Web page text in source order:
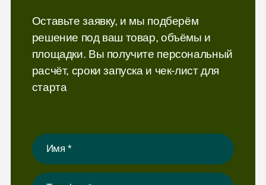
Оставьте заявку, и мы подберём
решение под ваш товар, объёмы и
площадки. Вы получите персональный
расчёт, сроки запуска и чек-лист для
старта